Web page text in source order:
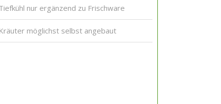
nur ergänzend zu Frischware
Kräuter möglichst selbst angebaut